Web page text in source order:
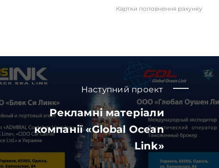
Картки поповнення рахунку
Наступний проект
Рекламні матеріали
компанії «Global Ocean
Link»